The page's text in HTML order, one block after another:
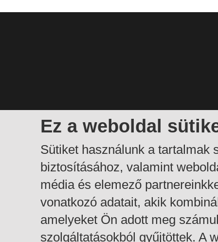
Ez a weboldal
Sütiket használunk a tartalmak
biztosításához, valamint
média és elemező
vonatkozó adatait, akik
amelyeket Ön adott meg
szolgáltatásokból gyűjtöttek. A